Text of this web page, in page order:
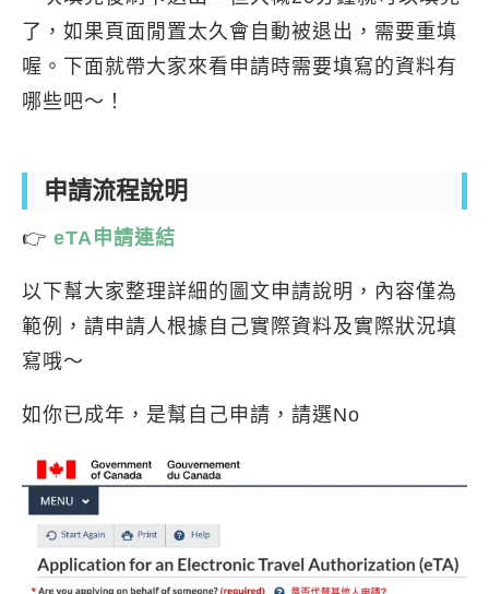
了，如果頁面閒置太久會自動被退出，需要重填
喔。下面就帶大家來看申請時需要填寫的資料有
哪些吧～！
申請流程說明
👉 eTA申請連結
以下幫大家整理詳細的圖文申請說明，內容僅為
範例，請申請人根據自己實際資料及實際狀況填
寫哦～
如你已成年，是幫自己申請，請選No